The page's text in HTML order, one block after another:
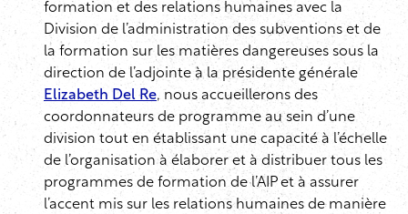
formation et des relations humaines avec la
Division de l’administration des subventions et de
la formation sur les matières dangereuses sous la
direction de l’adjointe à la présidente générale
Elizabeth Del Re, nous accueillerons des
coordonnateurs de programme au sein d’une
division tout en établissant une capacité à l’échelle
de l’organisation à élaborer et à distribuer tous les
programmes de formation de l’AIP et à assurer
l’accent mis sur les relations humaines de manière